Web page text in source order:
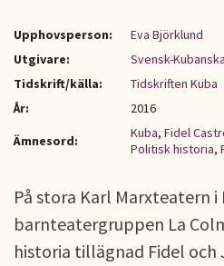
Upphovsperson:
Eva Björklund
Utgivare:
Svensk-
Tidskrift/källa:
Tidskriften Kuba
År:
2016
Ämnesord:
Kuba, Fidel
Politisk historia,
På stora Karl Marxteatern
barnteatergruppen La
historia tillägnad Fidel och